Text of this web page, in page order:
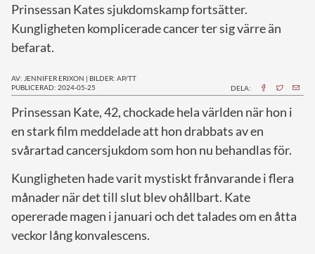
Prinsessan Kates sjukdomskamp fortsätter.
Kungligheten komplicerade cancer ter sig värre än
befarat.
AV: JENNIFER ERIXON | BILDER: AP/TT
PUBLICERAD: 2024-05-25
DELA:
Prinsessan Kate, 42, chockade hela världen när hon i
en stark film meddelade att hon drabbats av en
svårartad cancersjukdom som hon nu behandlas för.
Kungligheten hade varit mystiskt frånvarande i flera
månader när det till slut blev ohållbart. Kate
opererade magen i januari och det talades om en åtta
veckor lång konvalescens.